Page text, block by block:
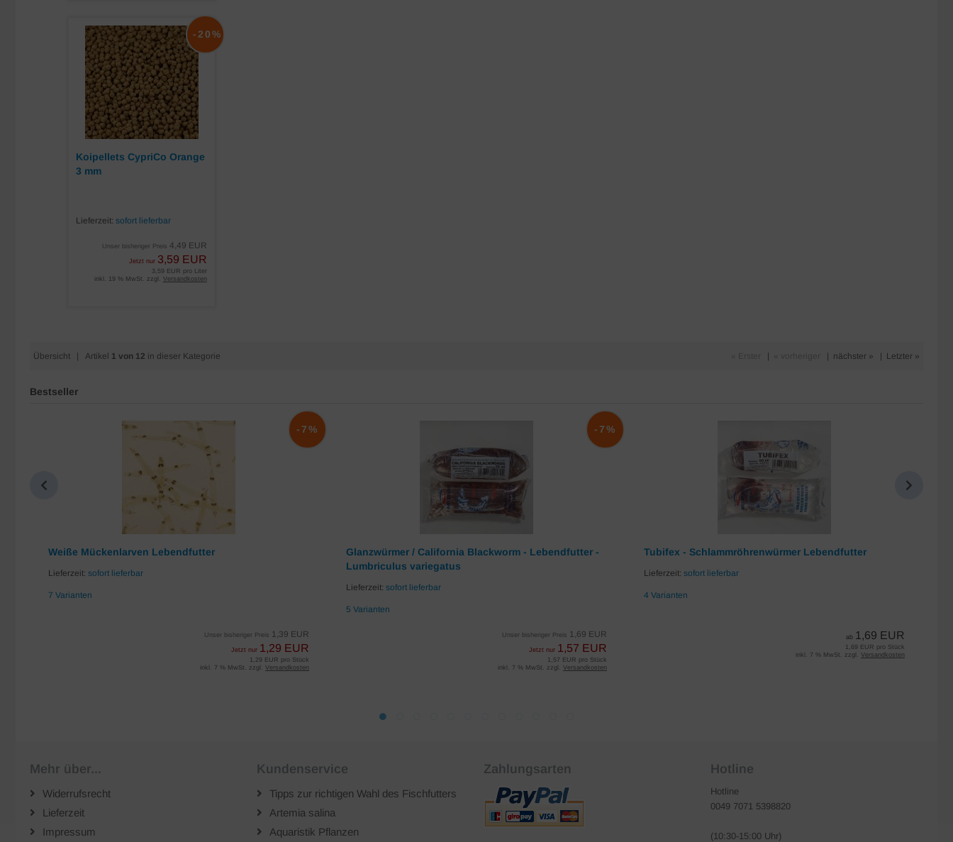
Koipellets CypriCo Orange
3 mm
Lieferzeit:sofort lieferbar
Unser bisheriger Preis 4,49 EUR
Jetzt nur 3,59 EUR
-20%
3,59 EUR pro Liter
inkl. 19 % MwSt. zzgl. Versandkosten
Übersicht | Artikel 1 von 12 in dieser Kategorie nächster » Letzter »
Bestseller
Weiße Mückenlarven Lebendfutter
Lieferzeit: sofort lieferbar
7 Varianten
Unser bisheriger Preis 1,39 EUR
Jetzt nur 1,29 EUR
-7%
1,29 EUR pro Stück
inkl. 7 % MwSt. zzgl. Versandkosten
Glanzwürmer / California Blackworm - Lebendfutter -
Lumbriculus variegatus
Lieferzeit: sofort lieferbar
5 Varianten
Unser bisheriger Preis 1,69 EUR
Jetzt nur 1,57 EUR
-7%
1,57 EUR pro Stück
inkl. 7 % MwSt. zzgl. Versandkosten
Tubifex - Schlammröhrenwürmer Lebendfutter
Lieferzeit: sofort lieferbar
4 Varianten
ab 1,69 EUR
1,69 EUR pro Stück
inkl. 7 % MwSt. zzgl. Versandkosten
Mehr über...
Widerrufsrecht
Lieferzeit
Impressum
Kundenservice
Tipps zur richtigen Wahl des Fischfutters
Artemia salina
Aquaristik Pflanzen
Zahlungsarten Hotline
Hotline
0049 7071 5398820
(10:30-15:00 Uhr)